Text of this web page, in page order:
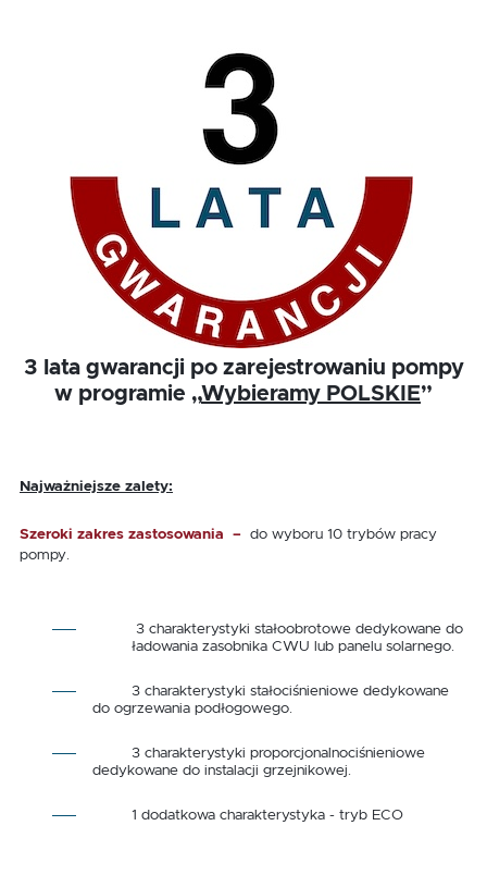
3 lata gwarancji po zarejestrowaniu pompy
w programie „Wybieramy POLSKIE”
Najważniejsze zalety:
Szeroki zakres zastosowania – do wyboru 10 trybów pracy
pompy.
3 charakterystyki stałoobrotowe dedykowane do
ładowania zasobnika CWU lub panelu solarnego.
3 charakterystyki stałociśnieniowe dedykowane
do ogrzewania podłogowego.
3 charakterystyki proporcjonalnociśnieniowe
dedykowane do instalacji grzejnikowej.
1 dodatkowa charakterystyka - tryb ECO